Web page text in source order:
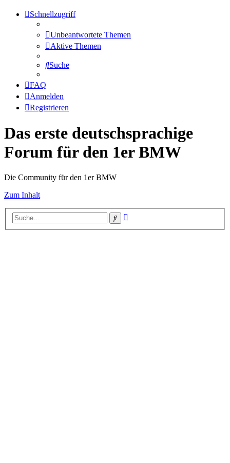
Schnellzugriff
Unbeantwortete Themen
Aktive Themen
Suche
FAQ
Anmelden
Registrieren
Das erste deutschsprachige
Forum für den 1er BMW
Die Community für den 1er BMW
Zum Inhalt
Suche